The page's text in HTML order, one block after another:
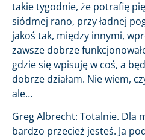
takie tygodnie, że potrafię
siódmej rano, przy ładnej
jakoś tak, między innymi,
zawsze dobrze
gdzie się wpisuję w coś, a
dobrze działam. Nie wiem,
ale…
Greg Albrecht: Totalnie. Dla
bardzo przecież jesteś. Ja